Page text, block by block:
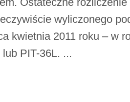
wyliczonego
kwietnia 2011 roku – w
PIT-36L. ...